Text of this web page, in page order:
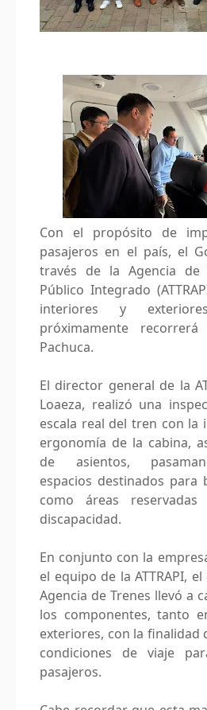
Con el propósito de
pasajeros en el país, el
través de la Agencia de
Público Integrado
interiores y
próximamente
Pachuca.
El director general de la
Loaeza, realizó una
escala real del tren con la
ergonomía de la cabina,
de asientos,
espacios destinados para
como áreas
discapacidad.
En conjunto con la
el equipo de la ATTRAPI,
Agencia de Trenes llevó a
los componentes, tanto
exteriores, con la finalidad
condiciones de viaje
pasajeros.